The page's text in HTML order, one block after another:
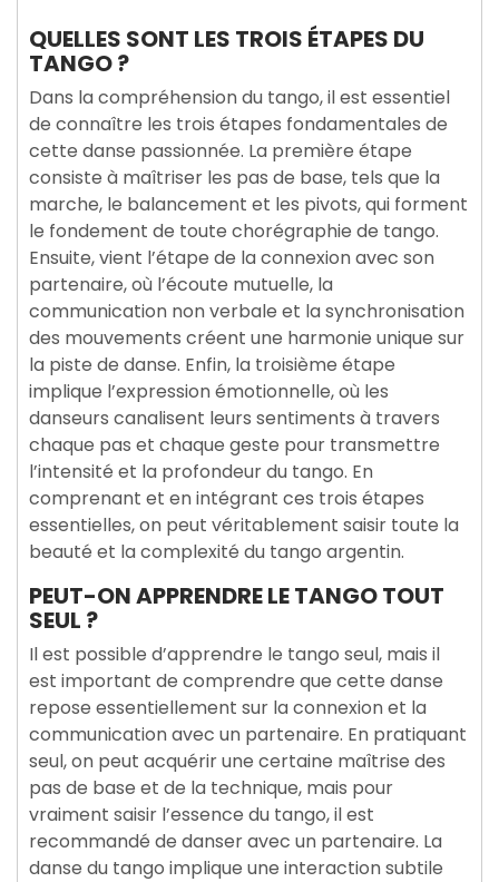
QUELLES SONT LES TROIS ÉTAPES DU
TANGO ?
Dans la compréhension du tango, il est essentiel
de connaître les trois étapes fondamentales de
cette danse passionnée. La première étape
consiste à maîtriser les pas de base, tels que la
marche, le balancement et les pivots, qui forment
le fondement de toute chorégraphie de tango.
Ensuite, vient l’étape de la connexion avec son
partenaire, où l’écoute mutuelle, la
communication non verbale et la synchronisation
des mouvements créent une harmonie unique sur
la piste de danse. Enfin, la troisième étape
implique l’expression émotionnelle, où les
danseurs canalisent leurs sentiments à travers
chaque pas et chaque geste pour transmettre
l’intensité et la profondeur du tango. En
comprenant et en intégrant ces trois étapes
essentielles, on peut véritablement saisir toute la
beauté et la complexité du tango argentin.
PEUT-ON APPRENDRE LE TANGO TOUT
SEUL ?
Il est possible d’apprendre le tango seul, mais il
est important de comprendre que cette danse
repose essentiellement sur la connexion et la
communication avec un partenaire. En pratiquant
seul, on peut acquérir une certaine maîtrise des
pas de base et de la technique, mais pour
vraiment saisir l’essence du tango, il est
recommandé de danser avec un partenaire. La
danse du tango implique une interaction subtile